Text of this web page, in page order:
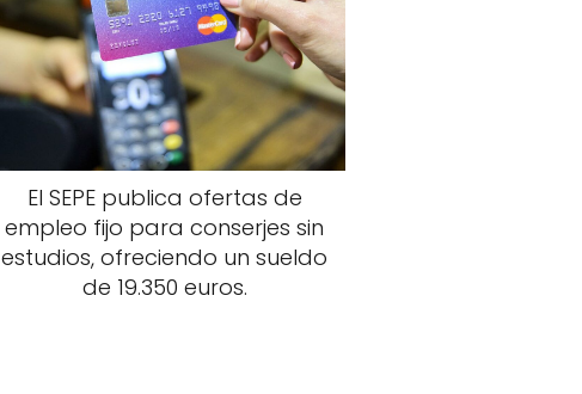
El SEPE publica ofertas de
empleo fijo para conserjes sin
estudios, ofreciendo un sueldo
de 19.350 euros.